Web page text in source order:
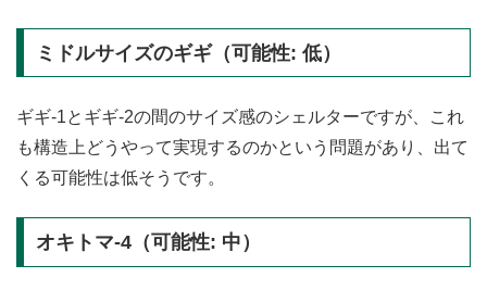
ミドルサイズのギギ（可能性: 低）
ギギ-1とギギ-2の間のサイズ感のシェルターですが、これ
も構造上どうやって実現するのかという問題があり、出て
くる可能性は低そうです。
オキトマ-4（可能性: 中）